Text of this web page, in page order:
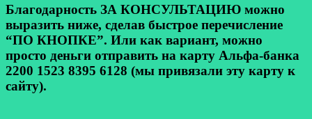
Благодарность ЗА КОНСУЛЬТАЦИЮ можно
выразить ниже, сделав быстрое перечисление
“ПО КНОПКЕ”. Или как вариант, можно
просто деньги отправить на карту Альфа-банка
2200 1523 8395 6128 (мы привязали эту карту к
сайту).